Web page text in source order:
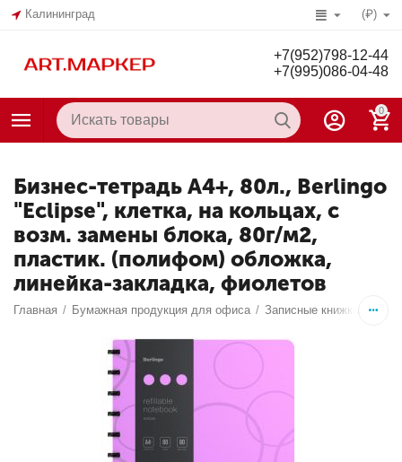
Калининград (₽)
+7(952)798-12-44
+7(995)086-04-48
0
Бизнес-тетрадь А4+, 80л., Berlingo
"Eclipse", клетка, на кольцах, с
возм. замены блока, 80г/м2,
пластик. (полифом) обложка,
линейка-закладка, фиолетов
Главная / Бумажная продукция для офиса / Записные книжки,